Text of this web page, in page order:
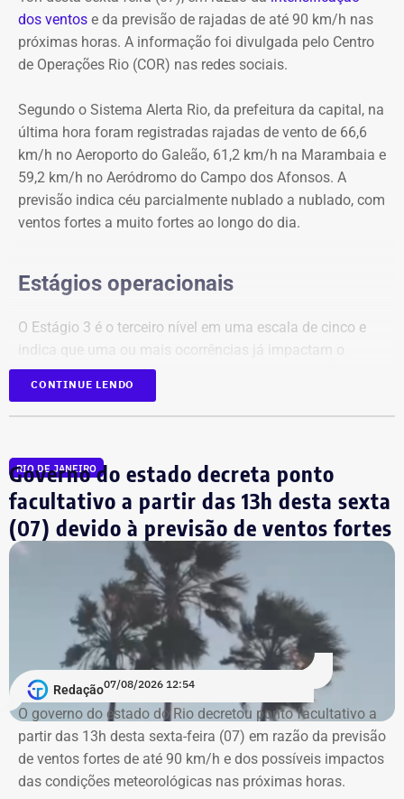
Ligue 180 – Central de Atendimento à Mulher
Aplicativo Rede Mulher
(DEAMs)
Centros Especializados de Atendimento à Mulher
(CEAMs)
Centros Integrados de Atendimento à Mulher (CIAMs)
Patrulha Maria da Penha, da Polícia Militar, para
acompanhamento de medidas protetivas
dos ventos e da previsão de rajadas de até 90 km/h nas
próximas horas. A informação foi divulgada pelo Centro
de Operações Rio (COR) nas redes sociais.
Segundo o Sistema Alerta Rio, da prefeitura da capital, na
última hora foram registradas rajadas de vento de 66,6
km/h no Aeroporto do Galeão, 61,2 km/h na Marambaia e
59,2 km/h no Aeródromo do Campo dos Afonsos. A
previsão indica céu parcialmente nublado a nublado, com
ventos fortes a muito fortes ao longo do dia.
Estágios operacionais
O Estágio 3 é o terceiro nível em uma escala de cinco e
indica que uma ou mais ocorrências já impactam o
município, afetando a rotina de parte da população.
Diante do cenário, o centro de operações orienta que a
afetadas pelos ventos e mantenha distância de árvores,
postes, placas e outras estruturas que possam
representar risco durante as rajadas de vento. Também é
recomendado evitar locais descampados em caso de
ventos fortes e possíveis descargas elétricas.
Moradores de áreas de risco devem ficar atentos aos
alertas sonoros da Defesa Civil. O acionamento das
sirenes indica risco de deslizamentos e a necessidade de
deslocamento para os pontos de apoio definidos pelo
município. Em situações de emergência, a população
pode acionar o Corpo de Bombeiros pelo telefone 193 e a
Defesa Civil pelo número 199.
CONTINUE LENDO
RIO DE JANEIRO
Governo do estado decreta ponto
facultativo a partir das 13h desta sexta
(07) devido à previsão de ventos fortes
Redação07/08/2026 12:54
O governo do estado do Rio decretou ponto facultativo a
partir das 13h desta sexta-feira (07) em razão da previsão
de ventos fortes de até 90 km/h e dos possíveis impactos
das condições meteorológicas nas próximas horas.